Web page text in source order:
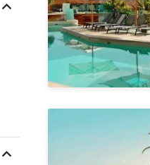
expand_more
expand_more